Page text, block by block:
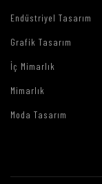
Endüstriyel Tasarım
Grafik Tasarım
İç Mimarlık
Mimarlık
Moda Tasarım